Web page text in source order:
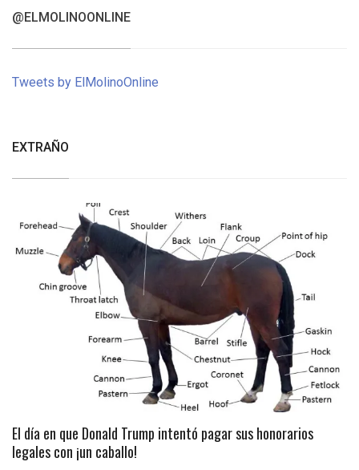
@ELMOLINOONLINE
Tweets by ElMolinoOnline
EXTRAÑO
El día en que Donald Trump intentó pagar sus honorarios
legales con ¡un caballo!